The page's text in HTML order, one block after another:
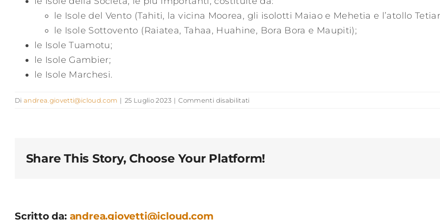
le Isole del Vento (Tahiti, la vicina Moorea, gli isolotti Maiao e Mehetia e l’atollo
le Isole Sottovento (Raiatea, Tahaa, Huahine, Bora Bora e Maupiti);
le Isole Tuamotu;
le Isole Gambier;
le Isole Marchesi.
Diandrea.giovetti@icloud.com | 25 Luglio 2023 | Commenti disabilitati
Share This Story, Choose Your Platform!
Scritto da: andrea.giovetti@icloud.com